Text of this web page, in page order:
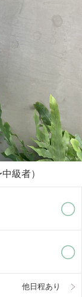
級者）
他日程あり